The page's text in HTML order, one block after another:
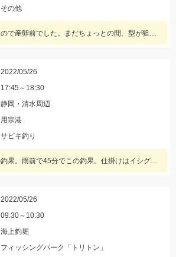
その他
まだ卵抱えてるので産卵前でした。まだちょっとの間、型が狙えそうです。
2022/05/26
17:45～18:30
静岡・清水周辺
用宗港
サビキ釣り
スタッフ大戸の釣果。雨前で45分でこの釣果。仕掛けはイシグロのNEO 豆アジマッチ２号にて。
2022/05/26
09:30～10:30
海上釣堀
フィッシングパーク「トリトン」